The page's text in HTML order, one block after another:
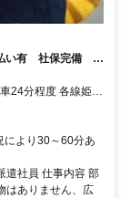
い有 社保完備 当
24分程度 各線姫路
により30～60分あ
遣社員 仕事内容 部
はありません、広